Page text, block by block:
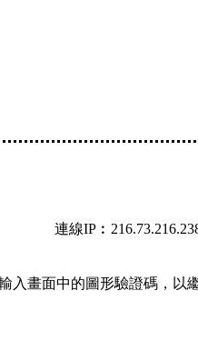
連線
入畫面中的圖形驗證碼，以